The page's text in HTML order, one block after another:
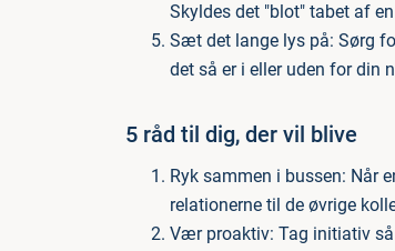
Skyldes det "blot" tabet af
Sæt det lange lys på: Sørg
det så er i eller uden for din
5 råd til dig, der vil blive
Ryk sammen i bussen: Når
relationerne til de øvrige
Vær proaktiv: Tag initiativ